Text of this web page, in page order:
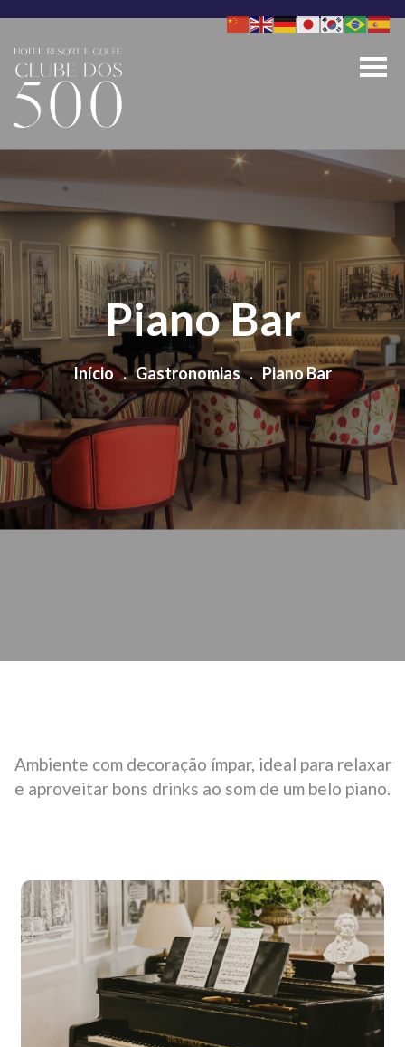
Pular
o
conteúdo
Piano Bar
Início . Gastronomias . Piano Bar
Ambiente com decoração ímpar, ideal para relaxar
e aproveitar bons drinks ao som de um belo piano.